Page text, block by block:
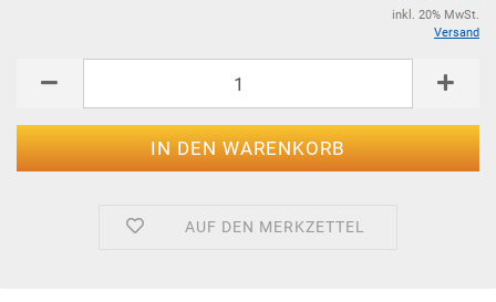
inkl. 20% MwSt.
Versand
AUF DEN MERKZETTEL